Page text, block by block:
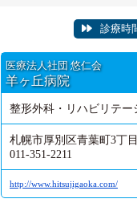
診療時
医療法人社団 悠仁会
羊ヶ丘病院
整形外科・リハビリテ
札幌市厚別区青葉町3丁
011-351-2211
http://www.hitsujigaoka.com/